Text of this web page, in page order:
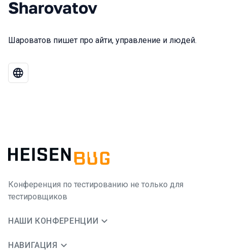
Sharovatov
Шароватов пишет про айти, управление и людей.
Конференция по тестированию не только для
тестировщиков
НАШИ КОНФЕРЕНЦИИ
НАВИГАЦИЯ